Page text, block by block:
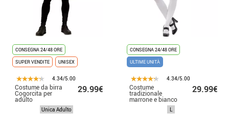
CONSEGNA 24/48 ORE
SUPER VENDITE
UNISEX
4.34/5.00
Costume da birra
Cogorcita per
adulto
29.99€
Unica Adulto
CONSEGNA 24/48 ORE
ULTIME UNITÀ
4.34/5.00
Costume
tradizionale
marrone e bianco
tedesco per una
29.99€
L